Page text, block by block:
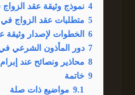
4 نموذج وثيقة عقد الزواج
5 متطلبات عقد الزواج في
6
الخطوات لإصدار وثيقة
7 دور المأذون الشرعي في
8 محاذير ونصائح عند
9 خاتمة
9.1 مواضيع ذات صلة